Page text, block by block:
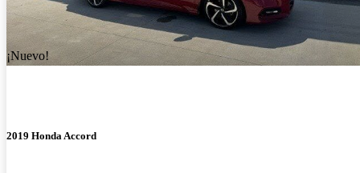
¡Nuevo!
2019 Honda Accord